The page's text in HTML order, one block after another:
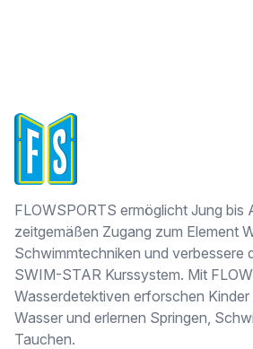
FLOWSPORTS ermöglicht Jung bis
zeitgemäßen Zugang zum Element
Schwimmtechniken und verbessere
SWIM-STAR Kurssystem. Mit
Wasserdetektiven erforschen Kinder
Wasser und erlernen Springen,
Tauchen.